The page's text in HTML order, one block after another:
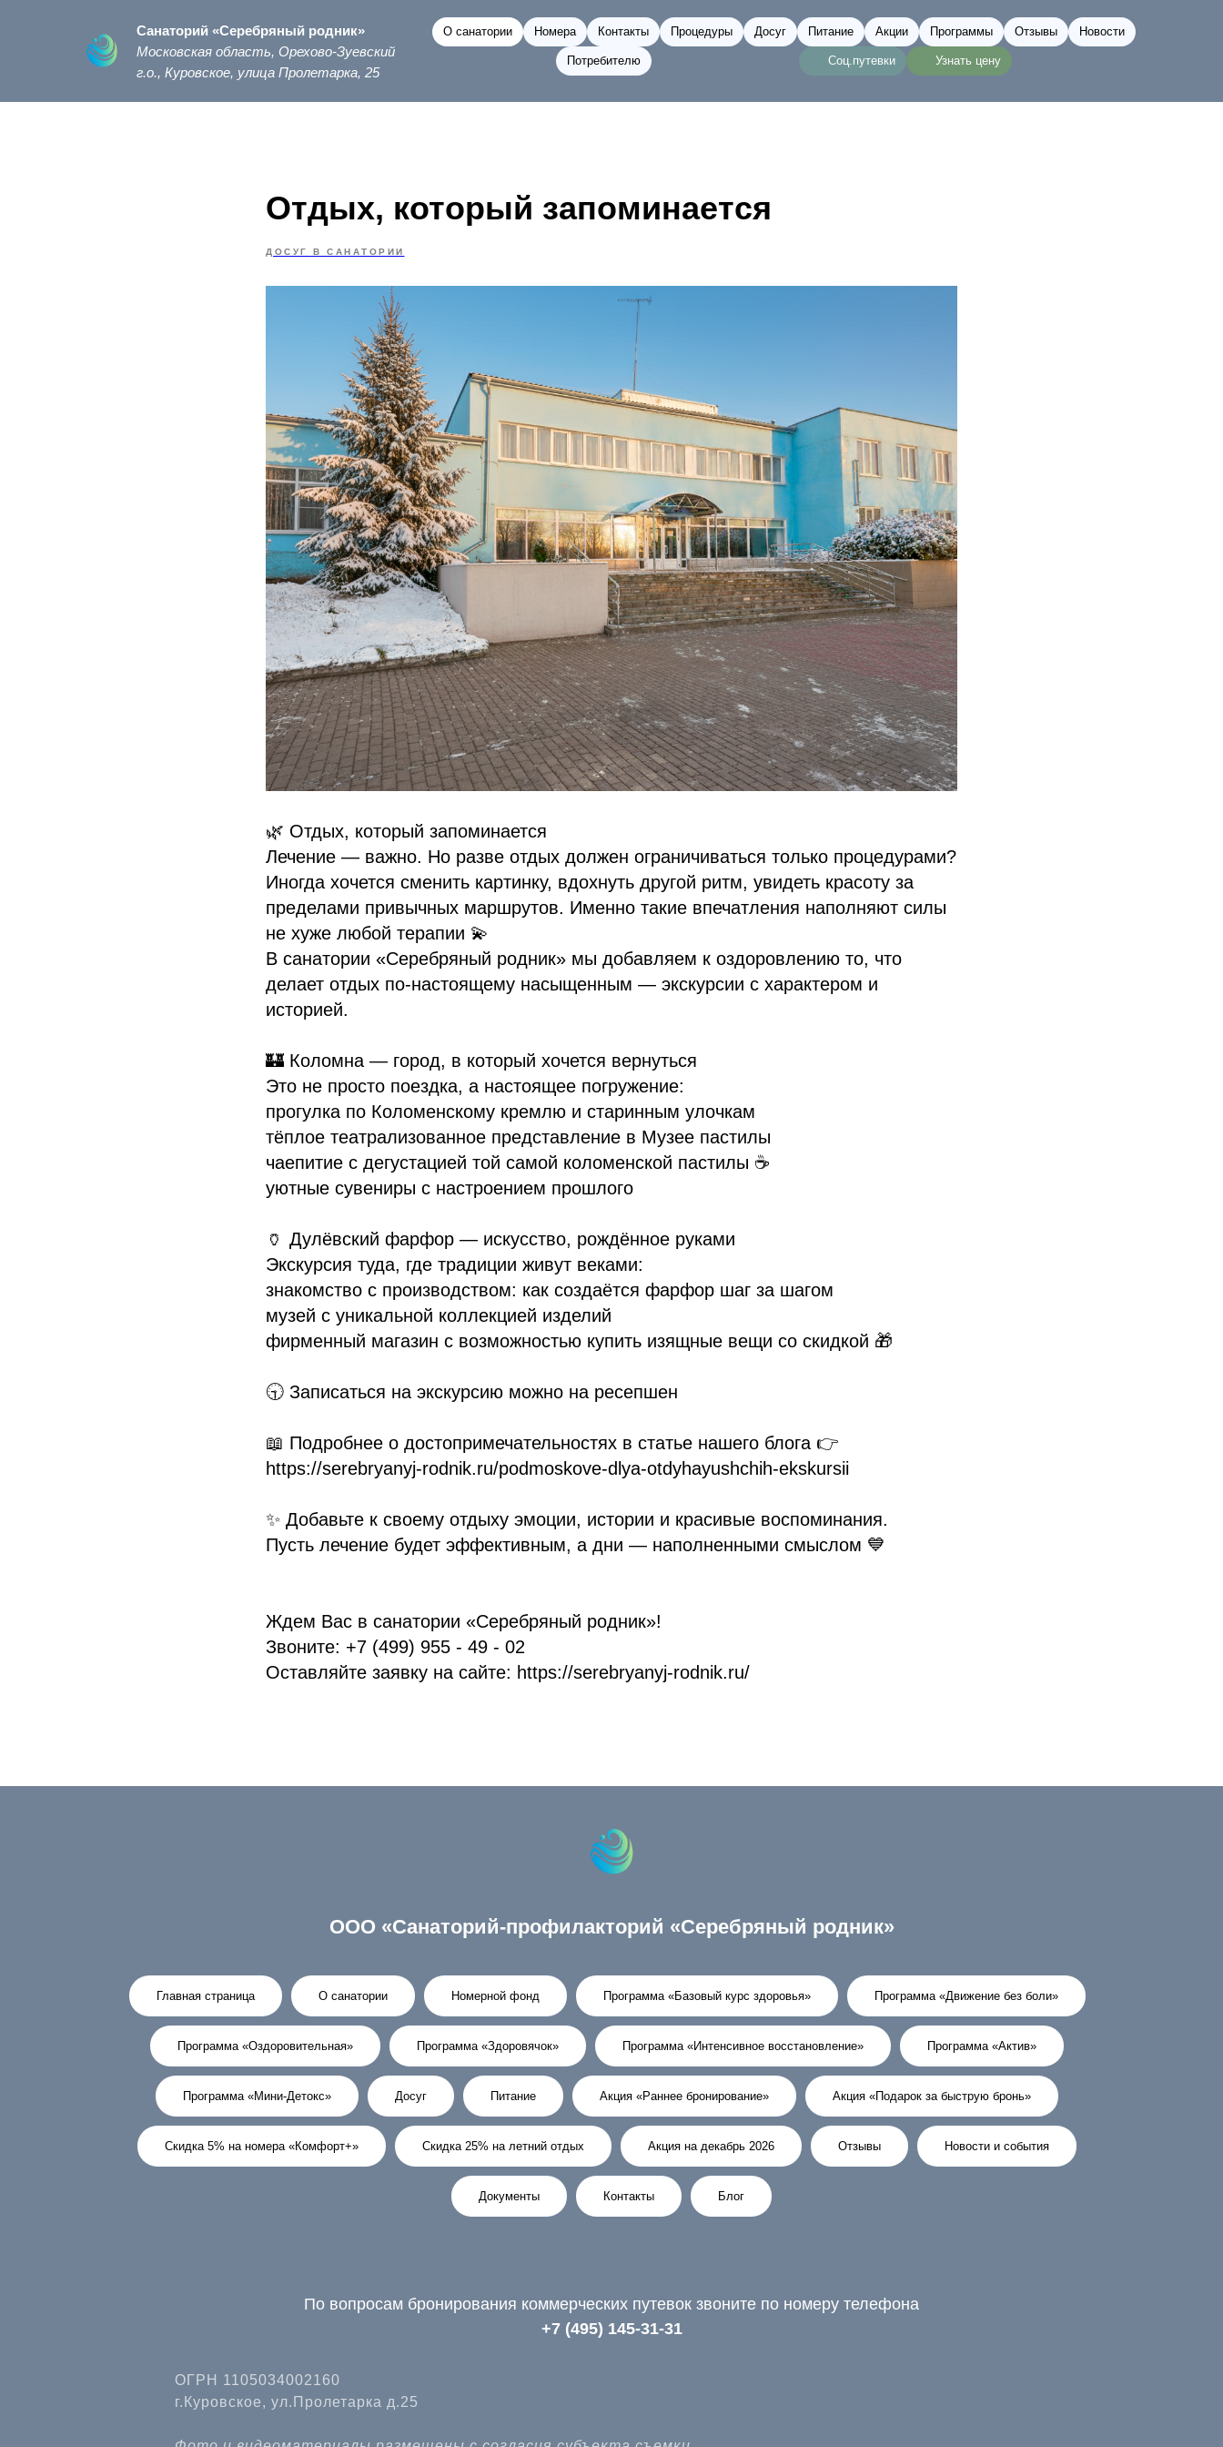
Санаторий «Серебряный родник»
Московская область, Орехово-Зуевский
г.о., Куровское, улица Пролетарка, 25
О санатории Номера Контакты Процедуры Досуг Питание Акции Программы Отзывы Новости
Потребителю Соц.путевки Узнать цену
Отдых, который запоминается
ДОСУГ В САНАТОРИИ
🌿 Отдых, который запоминается
Лечение — важно. Но разве отдых должен ограничиваться только процедурами?
Иногда хочется сменить картинку, вдохнуть другой ритм, увидеть красоту за
пределами привычных маршрутов. Именно такие впечатления наполняют силы
не хуже любой терапии 💫
В санатории «Серебряный родник» мы добавляем к оздоровлению то, что
делает отдых по-настоящему насыщенным — экскурсии с характером и
историей.
🏰 Коломна — город, в который хочется вернуться
Это не просто поездка, а настоящее погружение:
прогулка по Коломенскому кремлю и старинным улочкам
тёплое театрализованное представление в Музее пастилы
чаепитие с дегустацией той самой коломенской пастилы ☕️
уютные сувениры с настроением прошлого
🏺 Дулёвский фарфор — искусство, рождённое руками
Экскурсия туда, где традиции живут веками:
знакомство с производством: как создаётся фарфор шаг за шагом
музей с уникальной коллекцией изделий
фирменный магазин с возможностью купить изящные вещи со скидкой 🎁
🕤 Записаться на экскурсию можно на ресепшен
📖 Подробнее о достопримечательностях в статье нашего блога 👉
https://serebryanyj-rodnik.ru/podmoskove-dlya-otdyhayushchih-ekskursii
✨ Добавьте к своему отдыху эмоции, истории и красивые воспоминания.
Пусть лечение будет эффективным, а дни — наполненными смыслом 💙
Ждем Вас в санатории «Серебряный родник»!
Звоните: +7 (499) 955 - 49 - 02
Оставляйте заявку на сайте: https://serebryanyj-rodnik.ru/
ООО «Санаторий-профилакторий «Серебряный родник»
Главная страница О санатории Номерной фонд Программа «Базовый курс здоровья» Программа «Движение без боли»
Программа «Оздоровительная» Программа «Здоровячок» Программа «Интенсивное восстановление» Программа «Актив»
Программа «Мини-Детокс» Досуг Питание Акция «Раннее бронирование» Акция «Подарок за быструю бронь»
Скидка 5% на номера «Комфорт+» Скидка 25% на летний отдых Акция на декабрь 2026 Отзывы Новости и события
Документы Контакты Блог
По вопросам бронирования коммерческих путевок звоните по номеру телефона
+7 (495) 145-31-31
ОГРН 1105034002160
г.Куровское, ул.Пролетарка д.25